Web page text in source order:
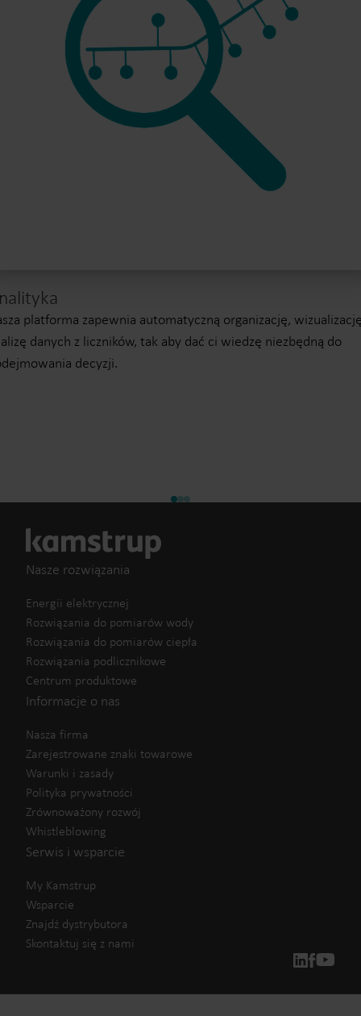
platforma zapewnia automatyczną organizację,
danych z liczników, tak aby dać ci wiedzę niezbędną do
decyzji.
Nasze rozwiązania
Energii elektrycznej
Rozwiązania do pomiarów wody
Rozwiązania do pomiarów ciepła
Rozwiązania podlicznikowe
Centrum produktowe
Informacje o nas
Nasza firma
Zarejestrowane znaki towarowe
Warunki i zasady
Polityka prywatności
Zrównoważony rozwój
Whistleblowing
Serwis i wsparcie
My Kamstrup
Wsparcie
Znajdź dystrybutora
Skontaktuj się z nami